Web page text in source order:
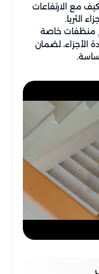
مع الارتفاعات
الثريا.
منظفات خاصة
الأجزاء، لضمان